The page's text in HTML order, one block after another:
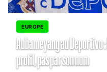
EUROPE
Aubameyang au
profil, pas par son nom